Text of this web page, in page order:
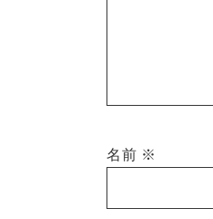
名前 ※